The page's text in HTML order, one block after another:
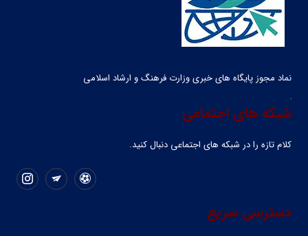
نماد مجوز پایگاه های خبری وزارت فرهنگ و ارشاد اسلامی
شبکه های اجتماعی
کلام تازه را در شبکه ‌های اجتماعی دنبال کنید.
دسترسی سریع